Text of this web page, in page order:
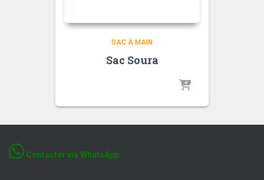
SAC À MAIN
Sac Soura
Contacter via WhatsApp